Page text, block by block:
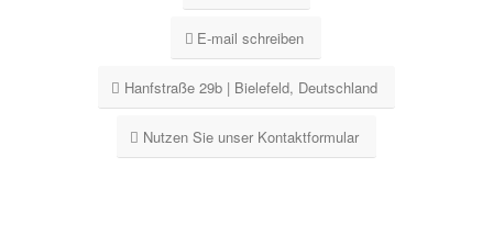
E-mail schreiben
Hanfstraße 29b | Bielefeld, Deutschland
Nutzen Sie unser Kontaktformular